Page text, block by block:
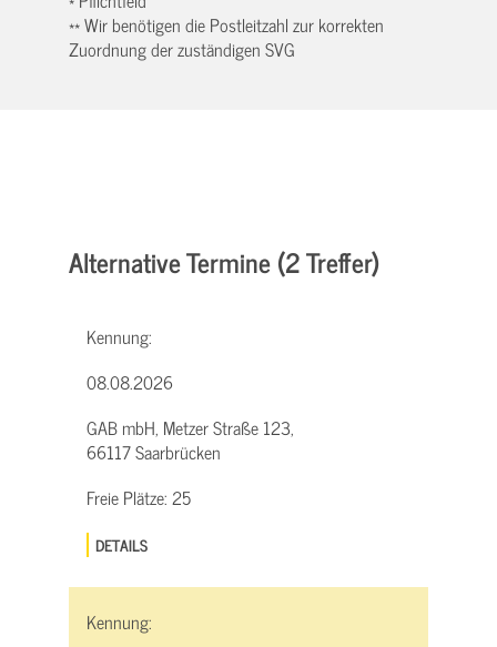
** Wir benötigen die Postleitzahl zur korrekten
Zuordnung der zuständigen SVG
Alternative Termine (2 Treffer)
Kennung:
08.08.2026
GAB mbH, Metzer Straße 123,
66117 Saarbrücken
Freie Plätze:25
DETAILS
Kennung: